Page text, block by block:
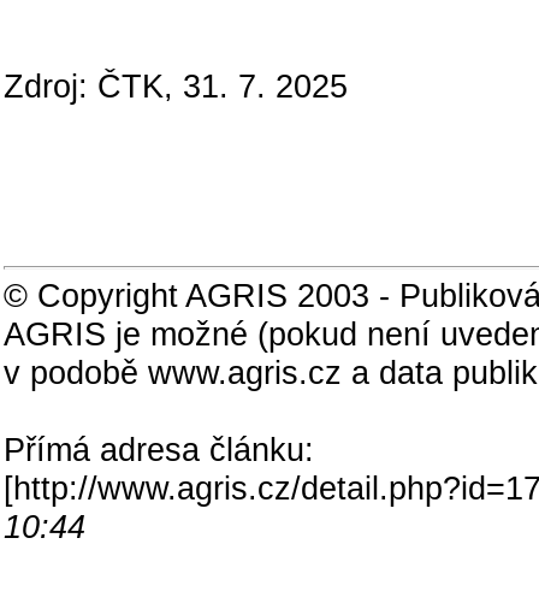
Zdroj: ČTK, 31. 7. 2025
© Copyright AGRIS 2003 -
AGRIS je možné (pokud není
v podobě www.agris.cz a data
Přímá adresa článku:
[http://www.agris.cz/
10:44